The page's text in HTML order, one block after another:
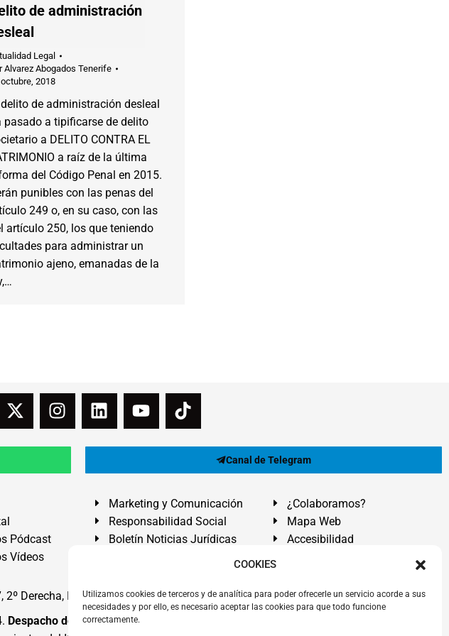
COOKIES
Utilizamos cookies de terceros y de analítica para poder ofrecerle un servicio acorde a sus
necesidades y por ello, es necesario aceptar las cookies para que todo funcione
correctamente.
de administración
Legal
Alvarez Abogados Tenerife
2018
delito de administración desleal
pasado a tipificarse de delito
a DELITO CONTRA EL
a raíz de la última
del Código Penal en 2015.
punibles con las penas del
249 o, en su caso, con las
artículo 250, los que teniendo
para administrar un
ajeno, emanadas de la
Canal de Telegram
Pódcast
Vídeos
Marketing y Comunicación
Responsabilidad Social
Boletín Noticias Jurídicas
¿Colaboramos?
Mapa Web
Accesibilidad
2º Derecha, El Médano, Granadilla de Abona, Santa Cruz de Tenerife. Islas Canarias.
Despacho de Abogados El Médano